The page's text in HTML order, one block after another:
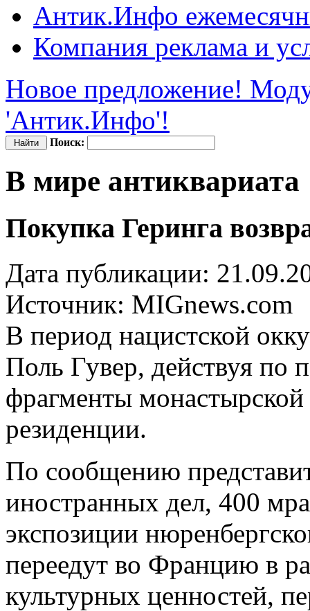
Антик.Инфо
Компания реклама и
Новое предложение!
'Антик.Инфо'!
Поиск:
В мире антиквариата
Покупка Геринга
Дата публикации:
Источник: MIGnews.com
В период нацистской
Поль Гувер, действуя по
фрагменты монастырской
резиденции.
По сообщению
иностранных дел, 400
экспозиции
переедут во Францию в
культурных ценностей,